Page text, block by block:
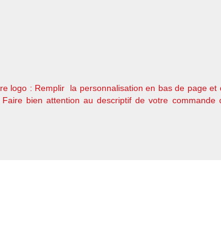
logo : Remplir la personnalisation en bas de page et
bien attention au descriptif de votre commande